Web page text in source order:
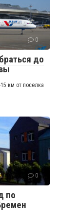
0
до
км от поселка
0
по